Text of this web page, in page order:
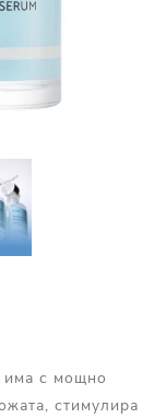
има с мощно
стимулира